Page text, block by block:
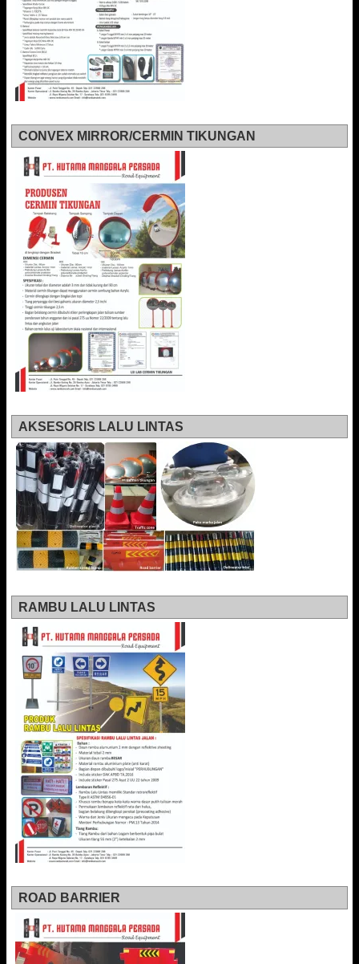
CONVEX MIRROR/CERMIN TIKUNGAN
AKSESORIS LALU LINTAS
RAMBU LALU LINTAS
ROAD BARRIER